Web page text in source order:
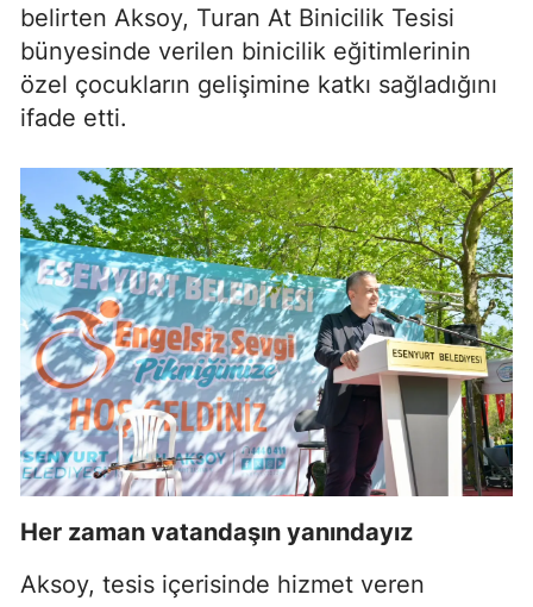
belirten Aksoy, Turan At Binicilik Tesisi
bünyesinde verilen binicilik eğitimlerinin
özel çocukların gelişimine katkı sağladığını
ifade etti.
Her zaman vatandaşın yanındayız
Aksoy, tesis içerisinde hizmet veren